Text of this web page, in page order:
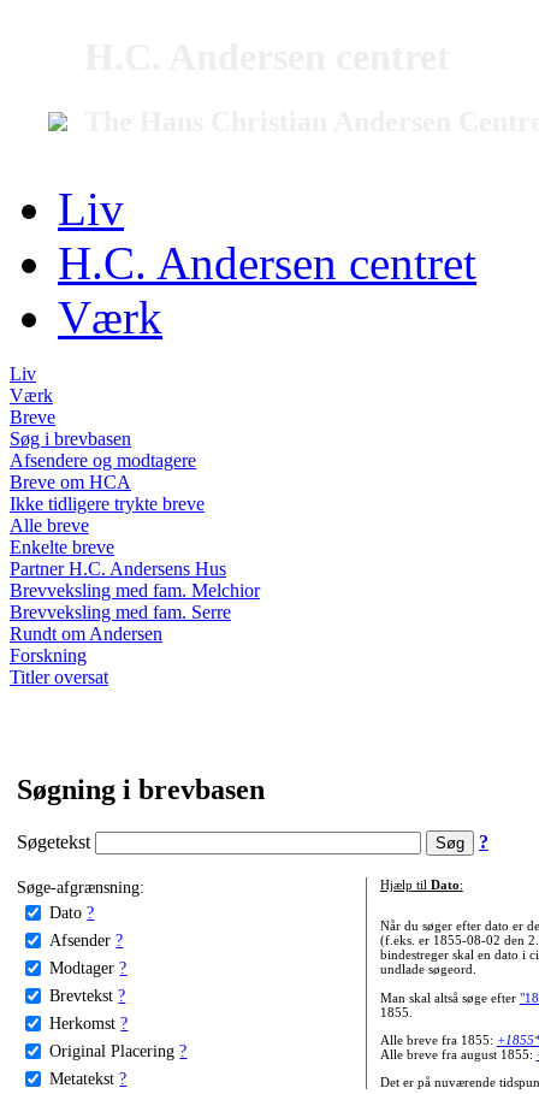
Liv
H.C. Andersen centret
Værk
Liv
Værk
Breve
Søg i brevbasen
Afsendere og modtagere
Breve om HCA
Ikke tidligere trykte breve
Alle breve
Enkelte breve
Partner H.C. Andersens Hus
Brevveksling med fam. Melchior
Brevveksling med fam. Serre
Rundt om Andersen
Forskning
Titler oversat
Søgning i brevbasen
Søgetekst ?
Søge-afgrænsning:
Dato ?
Afsender ?
Modtager ?
Brevtekst ?
Herkomst ?
Original Placering ?
Metatekst ?
Hjælp til Dato:
Når du søger efter dato er
(f.eks. er 1855-08-02 den
bindestreger skal en dato i
undlade søgeord.
Man skal altså søge efter
1855.
Alle breve fra 1855:
Alle breve fra august 1855:
Det er på nuværende